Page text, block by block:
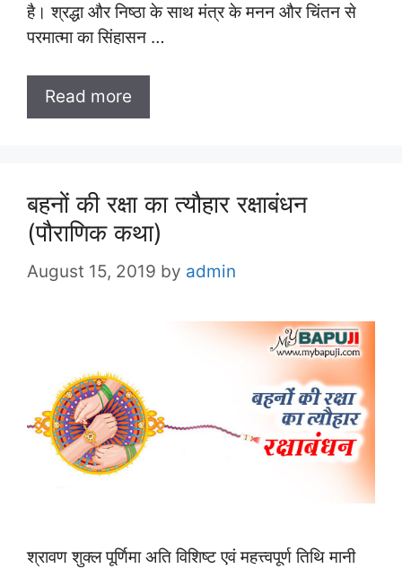
है। श्रद्धा और निष्ठा के साथ मंत्र के मनन और चिंतन से
परमात्मा का सिंहासन …
Read more
बहनों की रक्षा का त्यौहार रक्षाबंधन
(पौराणिक कथा)
August 15, 2019 by admin
श्रावण शुक्ल पूर्णिमा अति विशिष्ट एवं महत्त्वपूर्ण तिथि मानी